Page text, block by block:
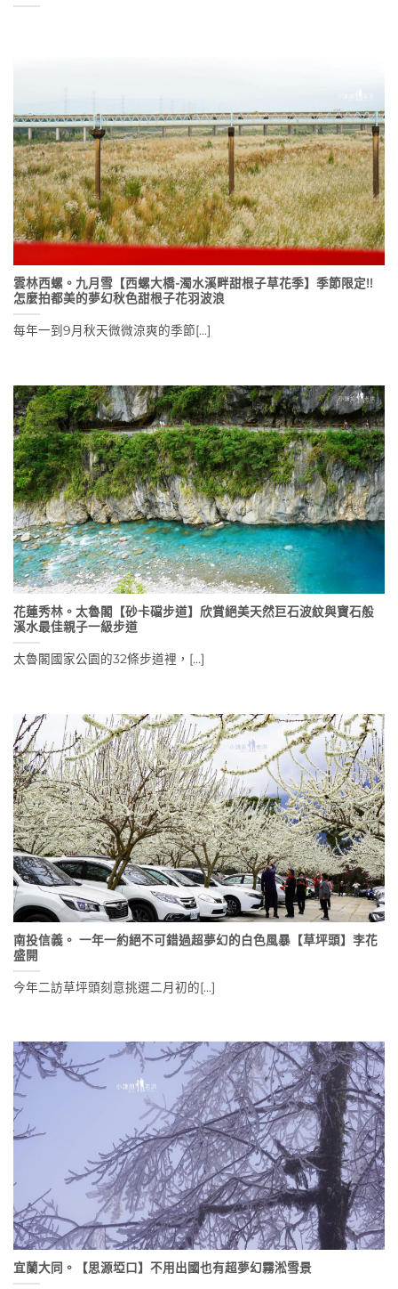
雲林西螺。九月雪【西螺大橋-濁水溪畔甜根子草花季】季節限定!!
怎麼拍都美的夢幻秋色甜根子花羽波浪
每年一到9月秋天微微涼爽的季節[...]
花蓮秀林。太魯閣【砂卡礑步道】欣賞絕美天然巨石波紋與寶石般
溪水最佳親子一級步道
太魯閣國家公園的32條步道裡，[...]
南投信義。 一年一約絕不可錯過超夢幻的白色風暴【草坪頭】李花
盛開
今年二訪草坪頭刻意挑選二月初的[...]
宜蘭大同。【思源埡口】不用出國也有超夢幻霧淞雪景